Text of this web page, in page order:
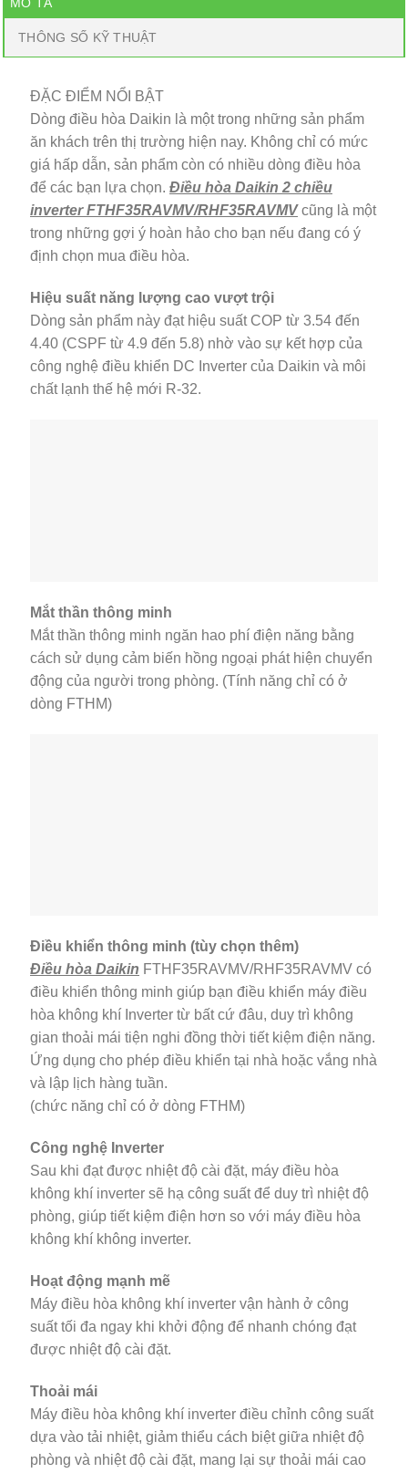
THÔNG SỐ KỸ THUẬT
ĐẶC ĐIỂM NỔI BẬT
Dòng điều hòa Daikin là một trong những sản phẩm
ăn khách trên thị trường hiện nay. Không chỉ có mức
giá hấp dẫn, sản phẩm còn có nhiều dòng điều hòa
để các bạn lựa chọn. Điều hòa Daikin 2 chiều
inverter FTHF35RAVMV/RHF35RAVMVcũng là một
trong những gợi ý hoàn hảo cho bạn nếu đang có ý
định chọn mua điều hòa.
Hiệu suất năng lượng cao vượt trội
Dòng sản phẩm này đạt hiệu suất COP từ 3.54 đến
4.40 (CSPF từ 4.9 đến 5.8) nhờ vào sự kết hợp của
công nghệ điều khiển DC Inverter của Daikin và môi
chất lạnh thế hệ mới R-32.
Mắt thần thông minh
Mắt thần thông minh ngăn hao phí điện năng bằng
cách sử dụng cảm biến hồng ngoại phát hiện chuyển
động của người trong phòng. (Tính năng chỉ có ở
dòng FTHM)
Điều khiển thông minh (tùy chọn thêm)
Điều hòa Daikin FTHF35RAVMV/RHF35RAVMV có
điều khiển thông minh giúp bạn điều khiển máy điều
hòa không khí Inverter từ bất cứ đâu, duy trì không
gian thoải mái tiện nghi đồng thời tiết kiệm điện năng.
Ứng dụng cho phép điều khiển tại nhà hoặc vắng nhà
và lập lịch hàng tuần.
(chức năng chỉ có ở dòng FTHM)
Công nghệ Inverter
Sau khi đạt được nhiệt độ cài đặt, máy điều hòa
không khí inverter sẽ hạ công suất để duy trì nhiệt độ
phòng, giúp tiết kiệm điện hơn so với máy điều hòa
không khí không inverter.
Hoạt động mạnh mẽ
Máy điều hòa không khí inverter vận hành ở công
suất tối đa ngay khi khởi động để nhanh chóng đạt
được nhiệt độ cài đặt.
Thoải mái
Máy điều hòa không khí inverter điều chỉnh công suất
dựa vào tải nhiệt, giảm thiểu cách biệt giữa nhiệt độ
phòng và nhiệt độ cài đặt, mang lại sự thoải mái cao